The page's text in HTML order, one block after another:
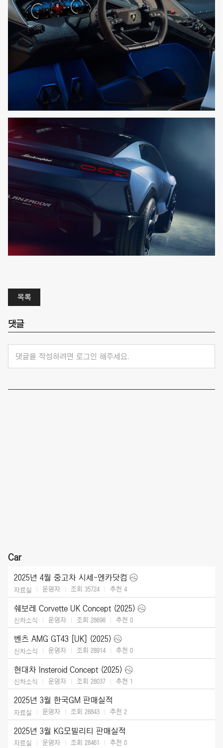
목록
댓글
댓글을 작성하려면 로그인 해주세요.
Car
2025년 4월 중고차 시세-엔카닷컴
자료실 운영자 조회 35724 추천 4
쉐보레 Corvette UK Concept (2025)
신차소식 운영자 조회 28698 추천 0
벤츠 AMG GT43 [UK] (2025)
신차소식 운영자 조회 28914 추천 0
현대차 Insteroid Concept (2025)
신차소식 운영자 조회 28037 추천 1
2025년 3월 한국GM 판매실적
자료실 운영자 조회 28843 추천 2
2025년 3월 KG모빌리티 판매실적
자료실 운영자 조회 28461 추천 0